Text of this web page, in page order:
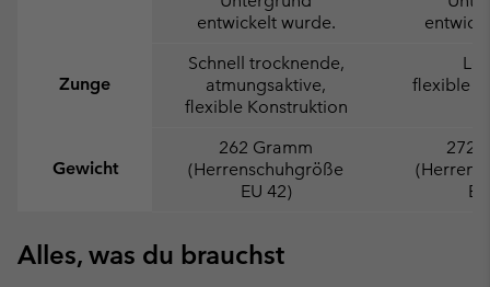
entwickelt wurde.
Zunge
Schnell trocknende,
atmungsaktive,
flexible Konstruktion
flexible
Gewicht
262 Gramm
(Herrenschuhgröße
EU 42)
272
Alles, was du brauchst